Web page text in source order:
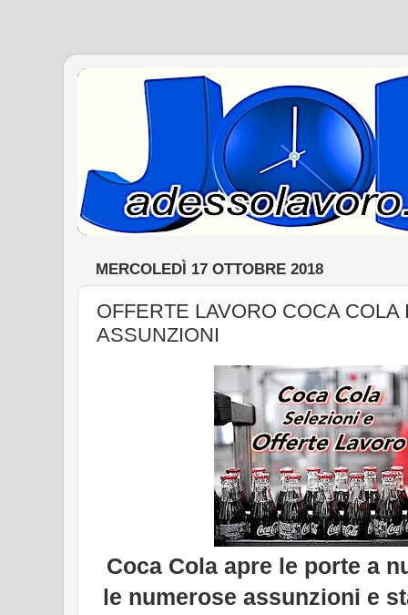
MERCOLEDÌ 17 OTTOBRE 2018
OFFERTE LAVORO COCA COLA
ASSUNZIONI
Coca Cola apre le porte a
le numerose assunzioni e